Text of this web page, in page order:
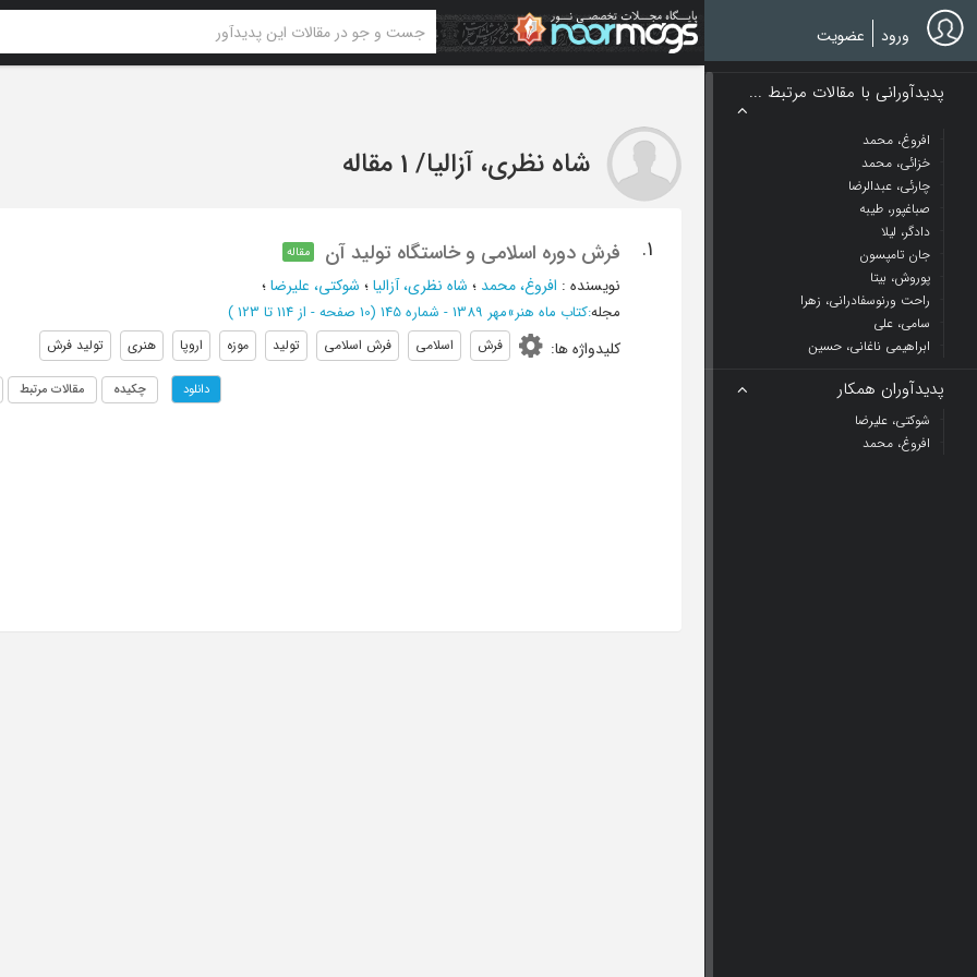
Skip
to
main
ورود عضویت
پدیدآورانی با مقالات مرتبط ...
افروغ، محمد
خزائی، محمد
چارئی، عبدالرضا
صباغپور، طیبه
دادگر، لیلا
جان تامپسون
پوروش، بیتا
راحت ورنوسفادرانی، زهرا
سامی، علی
ابراهیمی ناغانی، حسین
پدیدآوران همکار
شوکتی، علیرضا
افروغ، محمد
شاه نظری، آزالیا/ 1 مقاله
1. فرش دوره اسلامی و خاستگاه تولید آن مقاله
نویسنده : افروغ، محمد ؛ شاه نظری، آزالیا؛ شوکتی، علیرضا؛
مجله:کتاب ماه هنر»مهر 1389 - شماره 145 (‎10 صفحه - از 114 تا 123 )
کلیدواژه ها: فرش اسلامی فرش اسلامی تولید موزه اروپا هنری تولید فرش
دانلود چکیده مقالات مرتبط